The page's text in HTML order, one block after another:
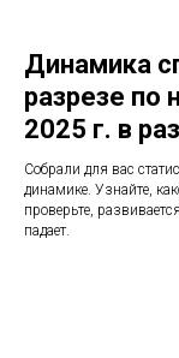
Динамика
разрезе по
2025 г. в
Собрали для вас
динамике. Узнайте,
проверьте,
падает.